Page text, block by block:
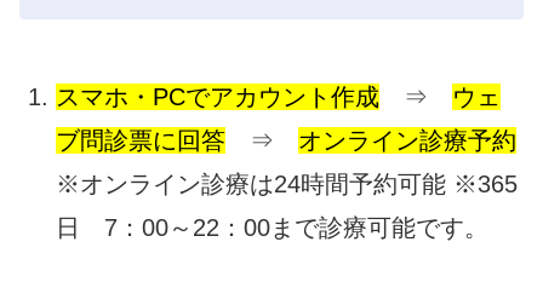
スマホ・PCでアカウント作成 ⇒ ウェ
ブ問診票に回答 ⇒ オンライン診療予約
※オンライン診療は24時間予約可能 ※365
日 7：00～22：00まで診療可能です。